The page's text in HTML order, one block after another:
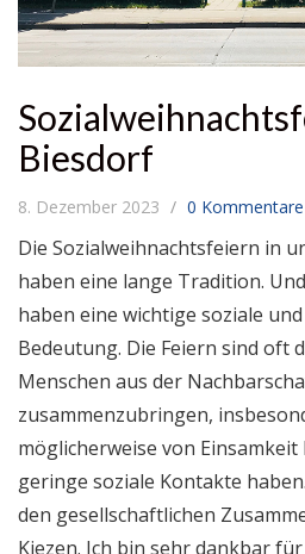
Biesdorf
8. Dezember 2023 0 Kommentare
Die Sozialweihnachtsfeiern in
haben eine lange Tradition.
haben eine wichtige soziale
Bedeutung. Die Feiern sind oft
Menschen aus der
zusammenzubringen,
möglicherweise von
geringe soziale Kontakte
den gesellschaftlichen
Kiezen. Ich bin sehr dankbar für